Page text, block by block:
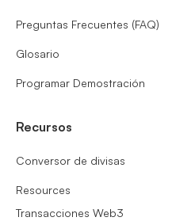
Preguntas Frecuentes (FAQ)
Glosario
Programar Demostración
Recursos
Conversor de divisas
Resources
Transacciones Web3